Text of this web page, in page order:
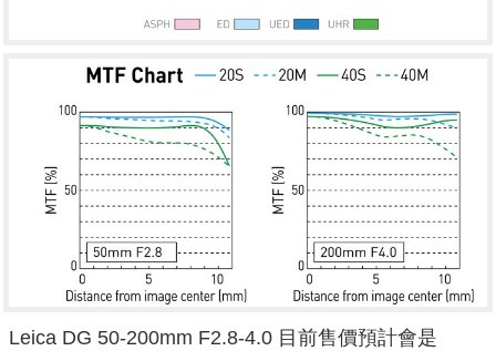
Leica DG 50-200mm F2.8-4.0 目前售價預計會是